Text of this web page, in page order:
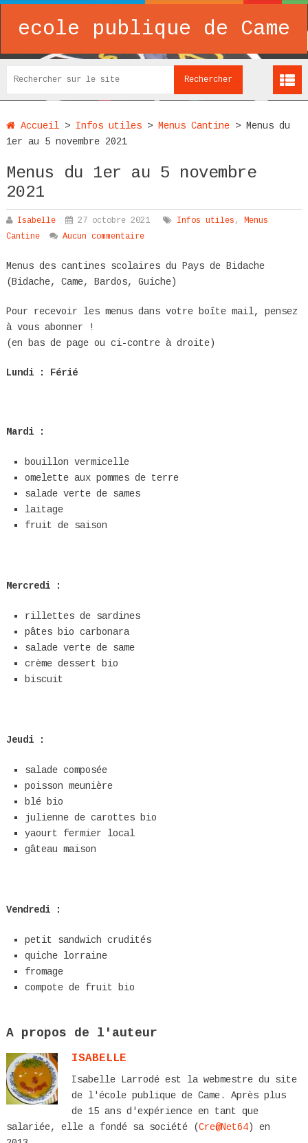
ecole publique de Came
Accueil> Infos utiles> Menus Cantine>
Menus du
1er au 5 novembre 2021
Menus du 1er au 5 novembre
2021
Isabelle 27 octobre 2021 Infos utiles , Menus
Cantine
Aucun commentaire
Menus des cantines scolaires du Pays de Bidache
(Bidache, Came, Bardos, Guiche)
Pour recevoir les menus dans votre boîte mail, pensez
à vous abonner !
(en bas de page ou ci-contre à droite)
Lundi : Férié
Mardi :
bouillon vermicelle
omelette aux pommes de terre
salade verte de sames
laitage
fruit de saison
Mercredi :
rillettes de sardines
pâtes bio carbonara
salade verte de same
crème dessert bio
biscuit
Jeudi :
salade composée
poisson meunière
blé bio
julienne de carottes bio
yaourt fermier local
gâteau maison
Vendredi :
petit sandwich crudités
quiche lorraine
fromage
compote de fruit bio
A propos de l'auteur
ISABELLE
Isabelle Larrodé est la webmestre du site
de l'école publique de Came. Après plus
de 15 ans d'expérience en tant que
salariée, elle a fondé sa société (Cre@Net64) en